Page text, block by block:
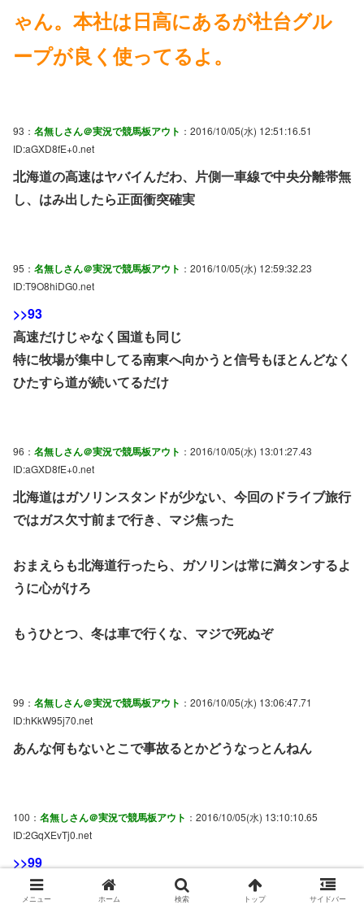
ゃん。本社は日高にあるが社台グル
ープが良く使ってるよ。
93： 名無しさん＠実況で競馬板アウト ：2016/10/05(水) 12:51:16.51
ID:aGXD8fE+0.net
北海道の高速はヤバイんだわ、片側一車線で中央分離帯無
し、はみ出したら正面衝突確実
95： 名無しさん＠実況で競馬板アウト ：2016/10/05(水) 12:59:32.23
ID:T9O8hiDG0.net
>>93
高速だけじゃなく国道も同じ
特に牧場が集中してる南東へ向かうと信号もほとんどなく
ひたすら道が続いてるだけ
96： 名無しさん＠実況で競馬板アウト ：2016/10/05(水) 13:01:27.43
ID:aGXD8fE+0.net
北海道はガソリンスタンドが少ない、今回のドライブ旅行
ではガス欠寸前まで行き、マジ焦った
おまえらも北海道行ったら、ガソリンは常に満タンするよ
うに心がけろ
もうひとつ、冬は車で行くな、マジで死ぬぞ
99： 名無しさん＠実況で競馬板アウト ：2016/10/05(水) 13:06:47.71
ID:hKkW95j70.net
あんな何もないとこで事故るとかどうなっとんねん
100： 名無しさん＠実況で競馬板アウト ：2016/10/05(水) 13:10:10.65
ID:2GqXEvTj0.net
>>99
ニュースによると馬運車は普通に走ってたけど、
メニュー ホーム 検索 トップ サイドバー